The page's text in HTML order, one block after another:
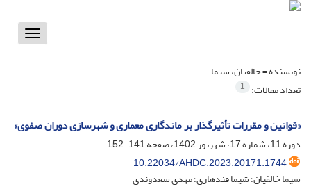
Toggle
نویسنده =خالقیان، سیما
تعداد مقالات: 1
«قوانین و مقررات تأثیرگذار بر ماندگاری معماری و شهرسازی دوران صفوی»
دوره 11، شماره 17، شهریور 1402، صفحه
141-152
10.22034/AHDC.2023.20171.1744
سیما خالقیان؛ شیما قندهاری؛ مهدی سعدوندی